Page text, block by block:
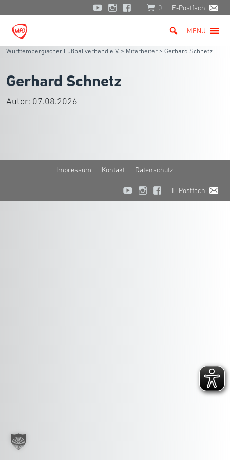
0 E-Postfach
MENU
Württembergischer Fußballverband e.V. > Mitarbeiter > Gerhard Schnetz
Gerhard Schnetz
Autor: 07.08.2026
Impressum Kontakt Datenschutz
E-Postfach